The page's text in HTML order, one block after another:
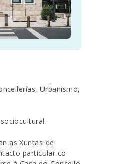
Urbanismo,
as Xuntas de
particular co